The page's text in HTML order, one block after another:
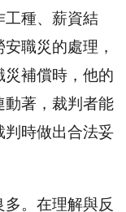
工種、薪資結
職災的處理，
災補償時，他的
動著，裁判者能
判時做出合法妥
。在理解與反